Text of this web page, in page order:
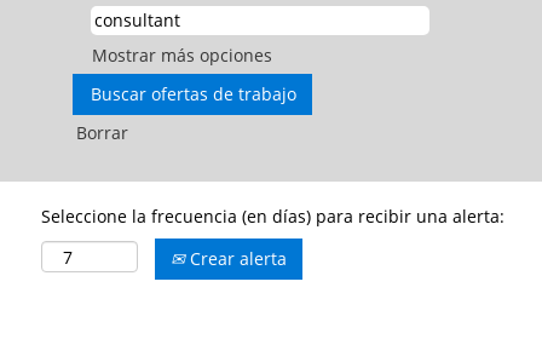
Mostrar más opciones
Borrar
Seleccione la frecuencia (en días) para recibir una alerta:
Crear alerta